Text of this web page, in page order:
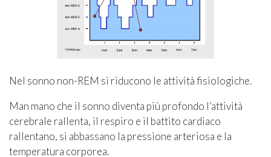
Nel sonno non-REM si riducono le attività fisiologiche.
Man mano che il sonno diventa più profondo l’attività
cerebrale rallenta, il respiro e il battito cardiaco
rallentano, si abbassano la pressione arteriosa e la
temperatura corporea.